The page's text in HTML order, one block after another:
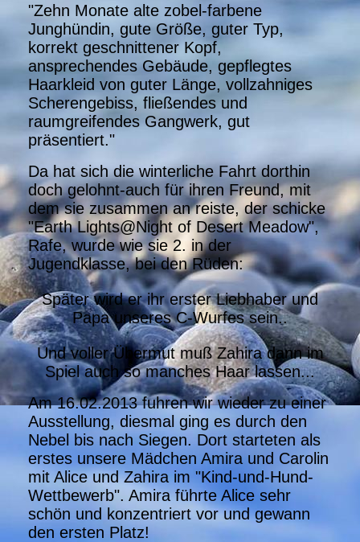
"Zehn Monate alte zobel-farbene
Junghündin, gute Größe, guter Typ,
korrekt geschnittener Kopf,
ansprechendes Gebäude, gepflegtes
Haarkleid von guter Länge, vollzahniges
Scherengebiss, fließendes und
raumgreifendes Gangwerk, gut
präsentiert."
Da hat sich die winterliche Fahrt dorthin
doch gelohnt-auch für ihren Freund, mit
dem sie zusammen an reiste, der schicke
"Earth Lights@Night of Desert Meadow",
Rafe, wurde wie sie 2. in der
Jugendklasse, bei den Rüden:
Später wird er ihr erster Liebhaber und
Papa unseres C-Wurfes sein..
Und voller Übermut muß Zahira dann im
Spiel auch so manches Haar lassen...
Am 16.02.2013 fuhren wir wieder zu einer
Ausstellung, diesmal ging es durch den
Nebel bis nach Siegen. Dort starteten als
erstes unsere Mädchen Amira und Carolin
mit Alice und Zahira im "Kind-und-Hund-
Wettbewerb". Amira führte Alice sehr
schön und konzentriert vor und gewann
den ersten Platz!